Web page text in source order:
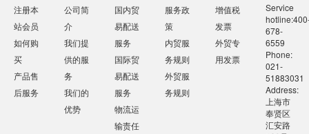
注册本
站会员
如何购
买
产品售
后服务
公司简
介
我们提
供的服
务
我们的
优势
国内贸
易配送
服务
国际贸
易配送
服务
物流运
输责任
服务政
策
内贸服
务规则
外贸服
务规则
增值税
发票
外贸专
用发票
Service
678-
6559
Phone:
021-
51883031
Address:
上海市
奉贤区
汇安路